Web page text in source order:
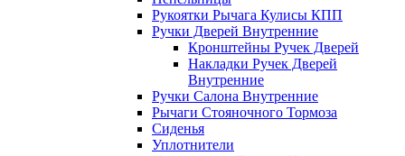
Рукоятки Рычага Кулисы КПП
Ручки Дверей Внутренние
Кронштейны Ручек Дверей
Накладки Ручек Дверей
Внутренние
Ручки Салона Внутренние
Рычаги Стояночного Тормоза
Сиденья
Уплотнители